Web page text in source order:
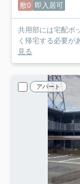
敷0 即入居可
共用部には宅配ボ
く帰宅する必要が
見る
アパート